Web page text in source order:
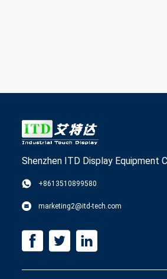
Shenzhen ITD Display Equipment
+8613510899580
marketing2@itd-tech.com